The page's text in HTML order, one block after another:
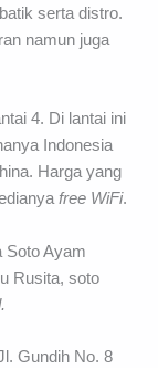
serta distro.
namun juga
4. Di lantai ini
Indonesia
Harga yang
free WiFi.
Soto Ayam
Rusita, soto
Gundih No. 8